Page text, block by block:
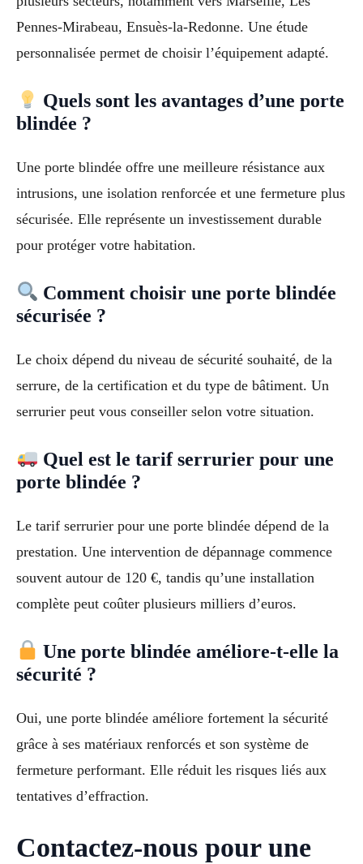
Pennes-Mirabeau, Ensuès-la-Redonne. Une étude
personnalisée permet de choisir l’équipement adapté.
Quels sont les avantages d’une porte
blindée ?
Une porte blindée offre une meilleure résistance aux
intrusions, une isolation renforcée et une fermeture plus
sécurisée. Elle représente un investissement durable
pour protéger votre habitation.
Comment choisir une porte blindée
sécurisée ?
Le choix dépend du niveau de sécurité souhaité, de la
serrure, de la certification et du type de bâtiment. Un
serrurier peut vous conseiller selon votre situation.
Quel est le tarif serrurier pour une
porte blindée ?
Le tarif serrurier pour une porte blindée dépend de la
prestation. Une intervention de dépannage commence
souvent autour de 120 €, tandis qu’une installation
complète peut coûter plusieurs milliers d’euros.
Une porte blindée améliore-t-elle la
sécurité ?
Oui, une porte blindée améliore fortement la sécurité
grâce à ses matériaux renforcés et son système de
fermeture performant. Elle réduit les risques liés aux
tentatives d’effraction.
Contactez-nous pour une